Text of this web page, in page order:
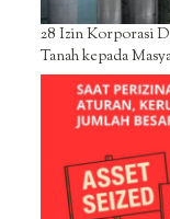
28 Izin Korporasi
Tanah kepada